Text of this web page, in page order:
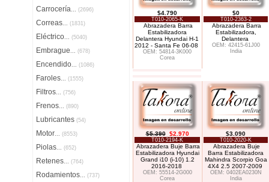
Carrocería... (2696)
Correas... (1831)
Eléctrico... (5040)
Embrague... (678)
Encendido... (1086)
Faroles... (1555)
Filtros... (756)
Frenos... (890)
Lubricantes (54)
Motor... (8553)
Piolas... (652)
Retenes... (764)
Rodamientos... (737)
$4.790
T010-2065-K
Abrazadera Barra
Estabilizadora
Delantera Hyundai H-1
2012 - Santa Fe 06-08
OEM: 54814-3K000
Corea
$0
T010-2363-2
Abrazadera Barra
Estabilizadora,
Delantera
OEM: 42415-61J00
India
$5.390 $2.970
T010-2194-K
Abrazadera Buje Barra
Estabilizadora Hyundai
Grand i10 (i-10) 1.2
2016-2018
OEM: 55514-2G000
Corea
$3.090
T010-2020-K
Abrazadera Buje
Barra Estabilizadora
Mahindra Scorpio Goa
4X4 2.5 2007-2009
OEM: 0402EA0230N
India